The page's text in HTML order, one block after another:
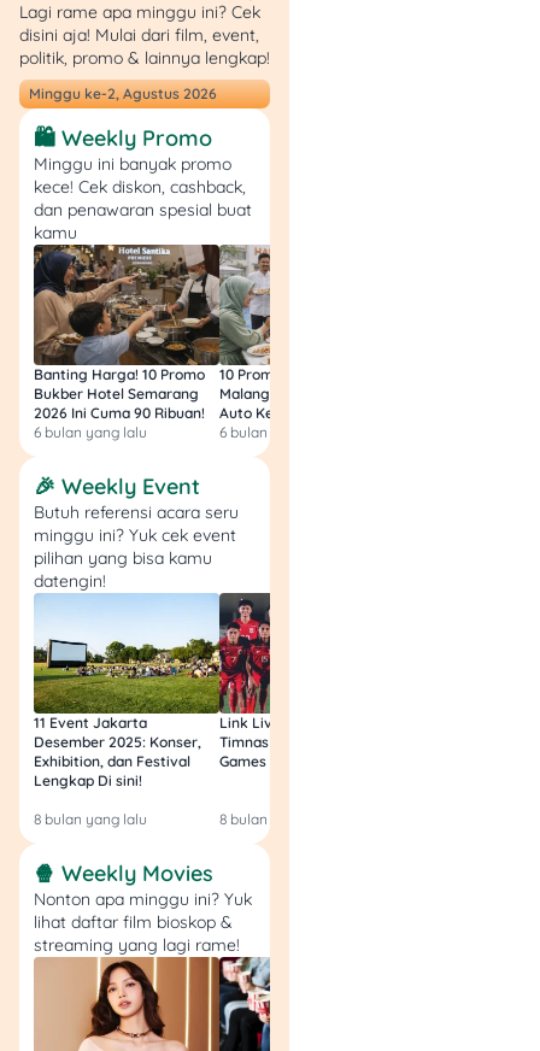
Pernah ngerasa penasaran
tapi sekaligus takut kalau
harus menghadapi sesuatu
yang nggak jelas asal-
usulnya? Radha, seorang
jurnalis foto yang hidupnya
sedang di ujung tanduk,
nekat buka paket misterius
yang datang tanpa nama
atau alamat. Selain
mengubah hidupnya,
keputusan Radha juga jadi
teror mencekam yang
mengintai di setiap sudut
rumah susun tempat ia
tinggal.
Film Terkutuk bukan
sekadar cerita horor biasa.
Dibintangi Atiqah Hasiholan
dan Baim Wong, kisah ini
akan bawa kamu ke
tersembunyi di balik paket
tersebut. Siap-siap merasa
terjebak di suasana tegang
yang bikin bulu kuduk
merinding! ?
4. Sampai Nanti, Hanna!
(5 Desember)
Lagi rame apa minggu ini? Cek
disini aja! Mulai dari film, event,
politik, promo & lainnya lengkap!
Minggu ke-2, Agustus 2026
🛍️ Weekly Promo
Minggu ini banyak promo
kece! Cek diskon, cashback,
dan penawaran spesial buat
kamu
Banting Harga! 10 Promo
Bukber Hotel Semarang
2026 Ini Cuma 90 Ribuan!
6 bulan yang lalu
10 Promo Bukber Hotel
Malang 2026: Start 75rb,
Auto Kenyang!
6 bulan yang lalu
🎉 Weekly Event
Butuh referensi acara seru
minggu ini? Yuk cek event
pilihan yang bisa kamu
datengin!
11 Event Jakarta
Desember 2025: Konser,
Exhibition, dan Festival
Lengkap Di sini!
8 bulan yang lalu
Link Live Streaming
Timnas vs Filipina SEA
Games Malam Ini, Gratis!
8 bulan yang lalu
🍿 Weekly Movies
Nonton apa minggu ini? Yuk
lihat daftar film bioskop &
streaming yang lagi rame!